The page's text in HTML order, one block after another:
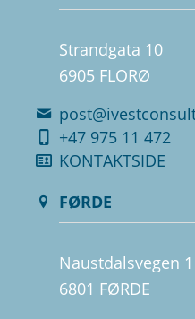
Strandgata 10
6905 FLORØ
+47 975 11 472
KONTAKTSIDE
FØRDE
Naustdalsvegen 1
6801 FØRDE